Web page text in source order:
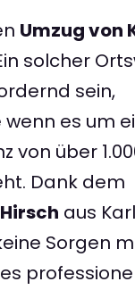
Umzug von
solcher
sein,
es um
von über
Dank dem
aus
Sorgen